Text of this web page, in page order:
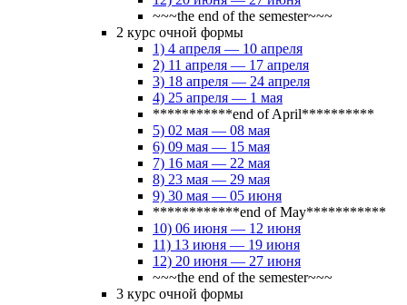
~~~the end of the semester~~~
2 курс очной формы
1) 4 апреля — 10 апреля
2) 11 апреля — 17 апреля
3) 18 апреля — 24 апреля
4) 25 апреля — 1 мая
***********end of April**********
5) 02 мая — 08 мая
6) 09 мая — 15 мая
7) 16 мая — 22 мая
8) 23 мая — 29 мая
9) 30 мая — 05 июня
************end of May***********
10) 06 июня — 12 июня
11) 13 июня — 19 июня
12) 20 июня — 27 июня
~~~the end of the semester~~~
3 курс очной формы